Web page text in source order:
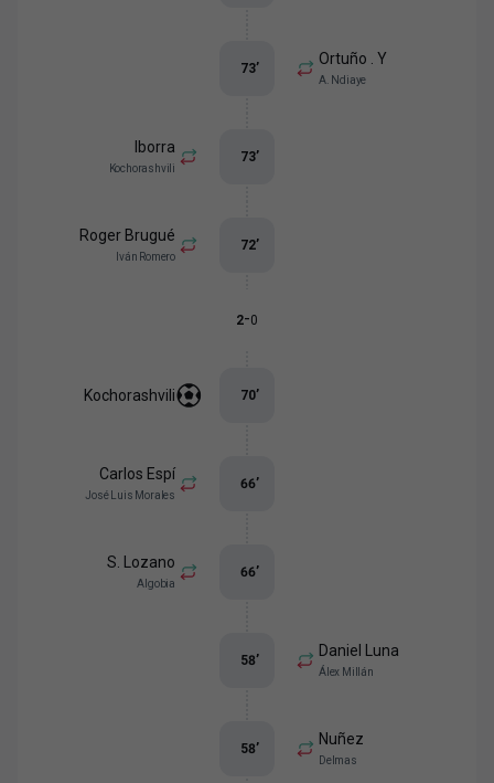
Ortuño . Y
A. Ndiaye
73’
Iborra
Kochorashvili
73’
Roger Brugué
Iván Romero
72’
2-0
Kochorashvili 70’
Carlos Espí
José Luis Morales
66’
S. Lozano
Algobia
66’
Daniel Luna
Álex Millán
58’
Nuñez
Delmas
58’